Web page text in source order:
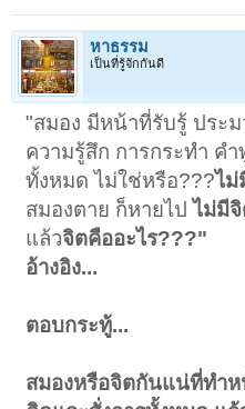
หาธรรม
เป็นที่รู้จักกันดี
"สมอง มีหน้าที่รับรู้ ประ
ความรู้สึก การกระทำ ค
ทั้งหมด ไม่ใช่หรือ???ไม่
สมองตาย ก็หายไปไม่มี
แล้วจิตคืออะไร???"
อ้างอิง...
ตอบกระทู้...
สมองหรือจิตกันแน่ที่ทำ